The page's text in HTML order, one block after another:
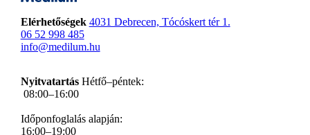
Elérhetőségek 4031 Debrecen, Tócóskert tér 1.
06 52 998 485
info@medilum.hu
NyitvatartásHétfő–péntek:
08:00–16:00
Időponfoglalás alapján:
16:00–19:00